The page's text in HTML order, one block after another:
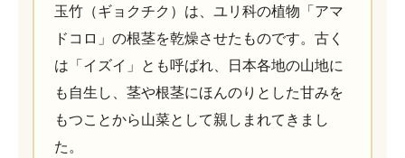
玉竹（ギョクチク）は、ユリ科の植物「アマ
ドコロ」の根茎を乾燥させたものです。古く
は「イズイ」とも呼ばれ、日本各地の山地に
も自生し、茎や根茎にほんのりとした甘みを
もつことから山菜として親しまれてきまし
た。